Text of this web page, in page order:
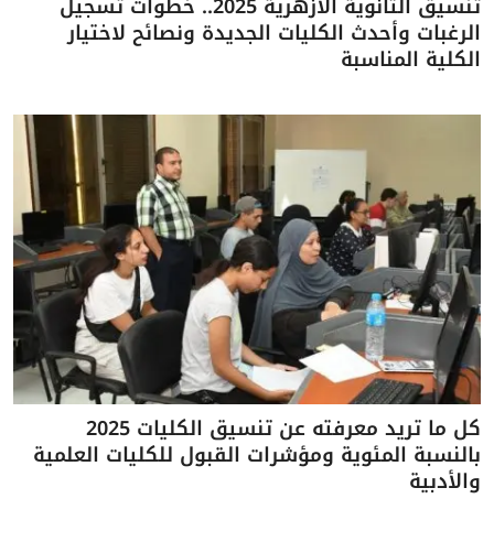
الرغبات وأحدث الكليات الجديدة ونصائح لاختيار
الكلية المناسبة
كل ما تريد معرفته عن تنسيق الكليات 2025
بالنسبة المئوية ومؤشرات القبول للكليات العلمية
والأدبية